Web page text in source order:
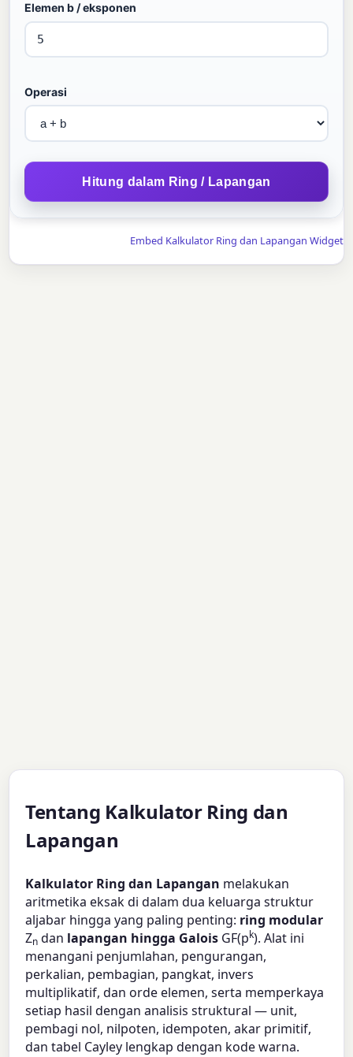
Elemen b / eksponen
Operasi
Hitung dalam Ring / Lapangan
Embed Kalkulator Ring dan Lapangan Widget
Tentang Kalkulator Ring dan
Lapangan
Kalkulator Ring dan Lapangan melakukan
aritmetika eksak di dalam dua keluarga struktur
aljabar hingga yang paling penting: ring modular
Zn dan lapangan hingga Galois GF(pk). Alat ini
menangani penjumlahan, pengurangan,
perkalian, pembagian, pangkat, invers
multiplikatif, dan orde elemen, serta memperkaya
setiap hasil dengan analisis struktural — unit,
pembagi nol, nilpoten, idempoten, akar primitif,
dan tabel Cayley lengkap dengan kode warna.